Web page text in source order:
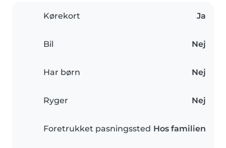
Kørekort Ja
Bil Nej
Har børn Nej
Ryger Nej
Foretrukket pasningssted Hos familien